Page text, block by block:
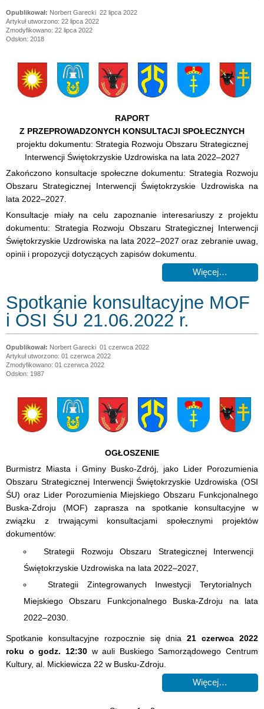
Norbert Garecki 22 lipca 2022
Artykuł utworzono: 22 lipca 2022
Zmodyfikowano: 22 lipca 2022
Odsłon: 2018
RAPORT
Z PRZEPROWADZONYCH KONSULTACJI SPOŁECZNYCH
projektu dokumentu: Strategia Rozwoju Obszaru Strategicznej
Interwencji Świętokrzyskie Uzdrowiska na lata 2022–2027
Zakończono konsultacje społeczne dokumentu: Strategia Rozwoju
Obszaru Strategicznej Interwencji Świętokrzyskie Uzdrowiska na
lata 2022–2027.
Konsultacje miały na celu zapoznanie interesariuszy z projektu
dokumentu: Strategia Rozwoju Obszaru Strategicznej Interwencji
Świętokrzyskie Uzdrowiska na lata 2022–2027 oraz zebranie uwag,
opinii i propozycji dotyczących zapisów dokumentu.
Więcej…
Spotkanie konsultacyjne MOF
i OSI ŚU 21.06.2022 r.
Norbert Garecki 01 czerwca 2022
Artykuł utworzono: 01 czerwca 2022
Zmodyfikowano: 01 czerwca 2022
Odsłon: 1987
OGŁOSZENIE
Burmistrz Miasta i Gminy Busko-Zdrój, jako Lider Porozumienia
Obszaru Strategicznej Interwencji Świętokrzyskie Uzdrowiska (OSI
ŚU) oraz Lider Porozumienia Miejskiego Obszaru Funkcjonalnego
Buska-Zdroju (MOF) zaprasza na spotkanie konsultacyjne w
związku z trwającymi konsultacjami społecznymi projektów
dokumentów:
Strategii Rozwoju Obszaru Strategicznej Interwencji
Świętokrzyskie Uzdrowiska na lata 2022–2027,
Strategii Zintegrowanych Inwestycji Terytorialnych
Miejskiego Obszaru Funkcjonalnego Buska-Zdroju na lata
2022–2030.
Spotkanie konsultacyjne rozpocznie się dnia21 czerwca 2022
roku o godz. 12:30w auli Buskiego Samorządowego Centrum
Kultury, al. Mickiewicza 22 w Busku-Zdroju.
Więcej…